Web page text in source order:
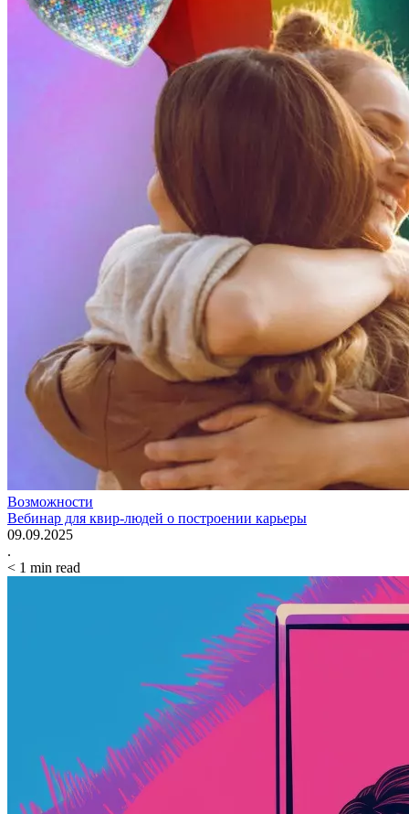
Возможности
Вебинар для квир-людей о построении карьеры
09.09.2025
.
< 1 min read